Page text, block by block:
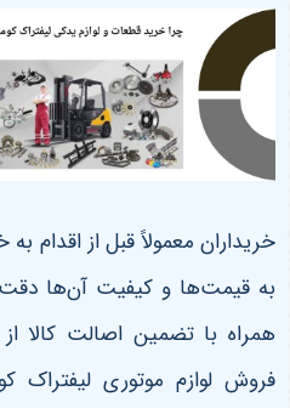
خریداران معمولاً قبل از اقدام
به قیمت‌ها و کیفیت آن‌ها
همراه با تضمین اصالت کالا
فروش لوازم موتوری لیفتراک